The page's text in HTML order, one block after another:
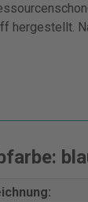
hergestellt.